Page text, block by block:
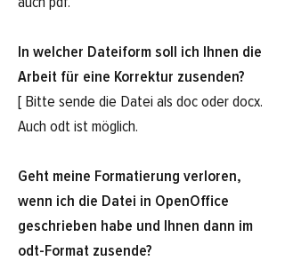
In welcher Dateiform soll ich Ihnen die
Arbeit für eine Korrektur zusenden?
[ Bitte sende die Datei als doc oder docx.
Auch odt ist möglich.
Geht meine Formatierung verloren,
wenn ich die Datei in OpenOffice
geschrieben habe und Ihnen dann im
odt-Format zusende?